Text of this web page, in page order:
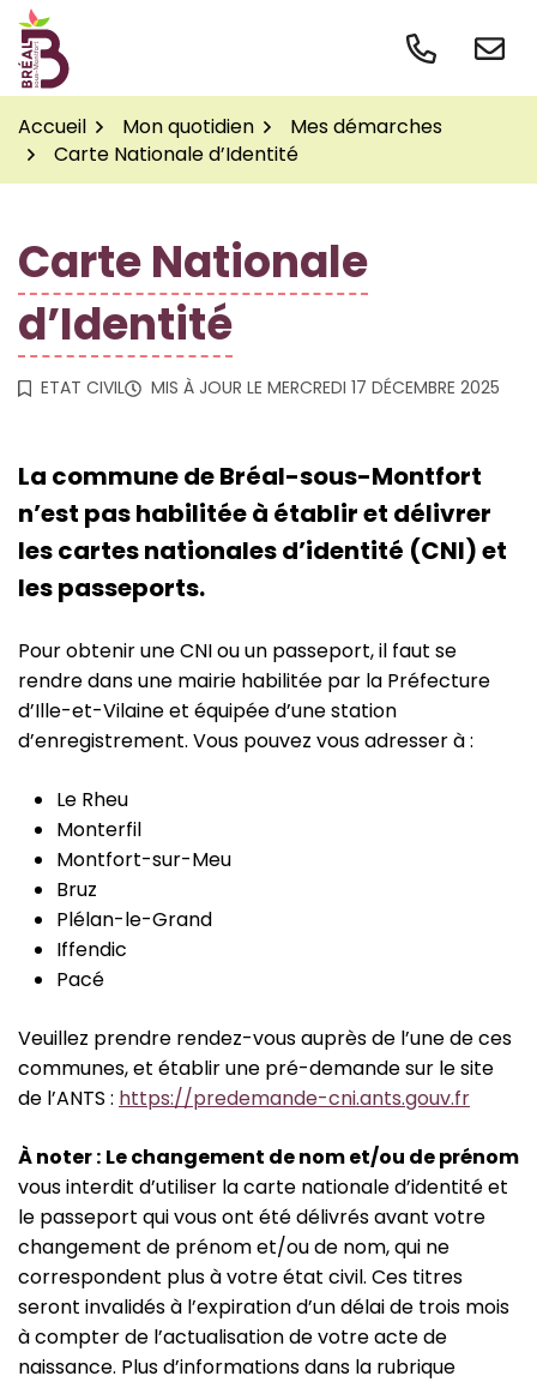
Gestion des traceurs
Aller
contenu
Accueil
Mon quotidien
Mes démarches
Carte Nationale d’Identité
Carte Nationale
d’Identité
ETAT CIVIL MIS À JOUR LE MERCREDI 17 DÉCEMBRE 2025
La commune de Bréal-sous-Montfort
n’est pas habilitée à établir et délivrer
les cartes nationales d’identité (CNI) et
les passeports.
Pour obtenir une CNI ou un passeport, il faut se
rendre dans une mairie habilitée par la Préfecture
d’Ille-et-Vilaine et équipée d’une station
d’enregistrement. Vous pouvez vous adresser à :
Le Rheu
Monterfil
Montfort-sur-Meu
Bruz
Plélan-le-Grand
Iffendic
Pacé
Veuillez prendre rendez-vous auprès de l’une de ces
communes, et établir une pré-demande sur le site
de l’ANTS : https://predemande-cni.ants.gouv.fr
Ànoter : Le changement de nom et/ou de prénom
vous interdit d’utiliser la carte nationale d’identité et
le passeport qui vous ont été délivrés avant votre
changement de prénom et/ou de nom, qui ne
correspondent plus à votre état civil. Ces titres
seront invalidés à l’expiration d’un délai de trois mois
à compter de l’actualisation de votre acte de
naissance. Plus d’informations dans la rubrique